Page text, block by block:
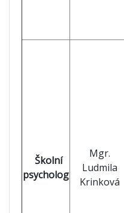
Školní
psycholog
Mgr.
Ludmila
Krinková